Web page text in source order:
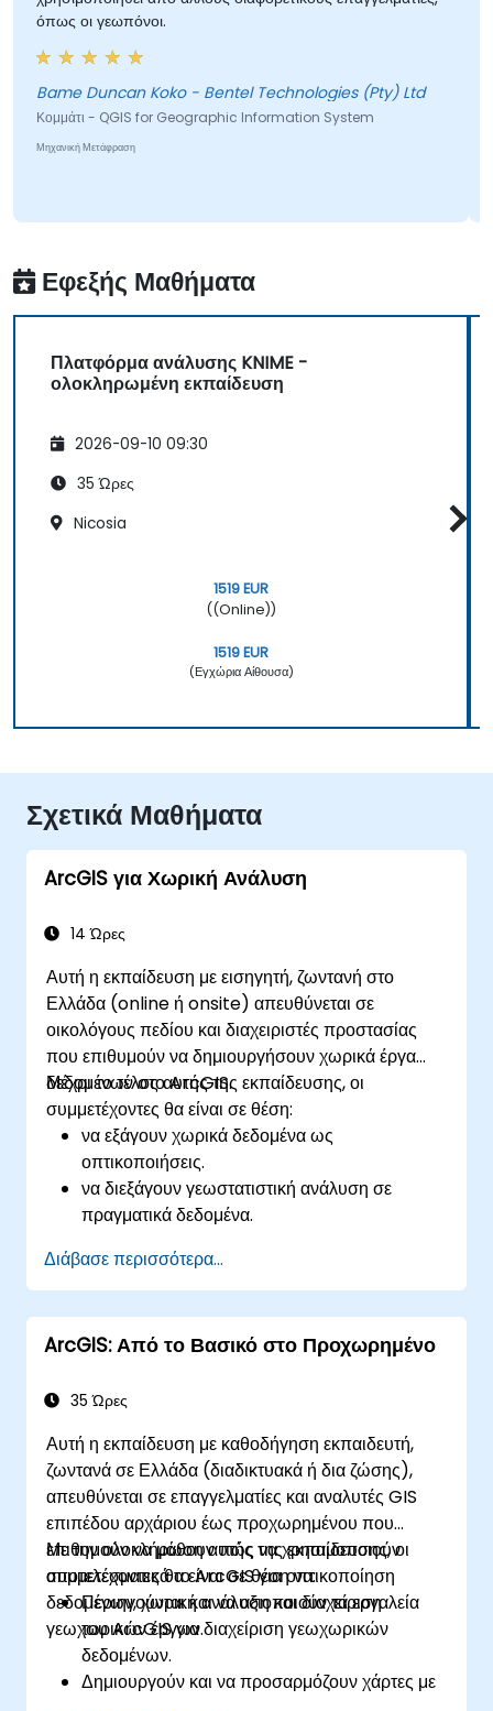
όπως οι γεωπόνοι.
Bame Duncan Koko - Bentel Technologies (Pty) Ltd
Κομμάτι - QGIS for Geographic Information System
Μηχανική Μετάφραση
Εφεξής Μαθήματα
Πλατφόρμα ανάλυσης KNIME -
ολοκληρωμένη εκπαίδευση
2026-09-10 09:30
35 Ώρες
Nicosia
1519 EUR
((Online))
1519 EUR
(Εγχώρια Αίθουσα)
Σχετικά Μαθήματα
ArcGIS για Χωρική Ανάλυση
14 Ώρες
Αυτή η εκπαίδευση με εισηγητή, ζωντανή στο
Ελλάδα (online ή onsite) απευθύνεται σε
οικολόγους πεδίου και διαχειριστές προστασίας
που επιθυμούν να δημιουργήσουν χωρικά έργα
δεδομένων στο ArcGIS.
Μέχρι το τέλος αυτής της εκπαίδευσης, οι
συμμετέχοντες θα είναι σε θέση:
να εξάγουν χωρικά δεδομένα ως
οπτικοποιήσεις.
να διεξάγουν γεωστατιστική ανάλυση σε
πραγματικά δεδομένα.
επεξεργασία δεδομένων και χαρτογράφηση με
το ArcGIS.
να αναλύουν χωρικά δεδομένα για έργα στο
ArcGIS.
Διάβασε περισσότερα...
ArcGIS: Από το Βασικό στο Προχωρημένο
35 Ώρες
Αυτή η εκπαίδευση με καθοδήγηση εκπαιδευτή,
ζωντανά σε Ελλάδα (διαδικτυακά ή δια ζώσης),
απευθύνεται σε επαγγελματίες και αναλυτές GIS
επιπέδου αρχάριου έως προχωρημένου που
επιθυμούν να μάθουν πώς να χρησιμοποιούν
αποτελεσματικά το ArcGIS για οπτικοποίηση
δεδομένων, χωρική ανάλυση και διαχείριση
γεωχωρικών έργων.
Με την ολοκλήρωση αυτής της εκπαίδευσης, οι
συμμετέχοντες θα είναι σε θέση να:
Περιηγούνται και να αξιοποιούν τα εργαλεία
του ArcGIS για διαχείριση γεωχωρικών
δεδομένων.
Δημιουργούν και να προσαρμόζουν χάρτες με